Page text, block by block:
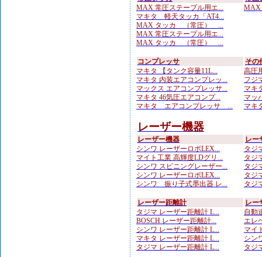
MAX 常圧ステープル用エ...
マキタ 軽天タッカ「AT4...
MAX タッカ （常圧） ...
MAX 常圧ステープル用エ...
MAX タッカ （常圧） ...
MAX
コンプレッサ
マキタ 【タンク容量11L...
マキタ 内装エアコンプレッ...
マックス エアコンプレッサ...
マキタ 46気圧エアコンプ...
マキタ エアコンプレッサ ...
その
高圧
フジ
マキ
マッ
マキ
レーザー機器
レーザー機器
シンワ レーザーロボLEX...
マイト工業 高輝度LDグリ...
シンワ スピニングレーザー...
シンワ レーザーロボLEX...
シンワ 振り子式墨出器 レ...
レー
タジ
タジ
タジ
タジ
タジ
レーザー距離計
タジマ レーザー距離計 L...
BOSCH レーザー距離計...
シンワ レーザー距離計 L...
マキタ レーザー距離計 L...
タジマ レーザー距離計 L...
レー
自動
エレ
マイ
シン
タジ